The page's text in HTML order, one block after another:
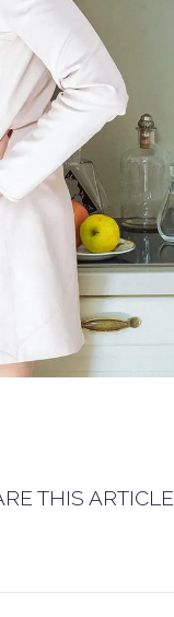
THIS ARTICLE